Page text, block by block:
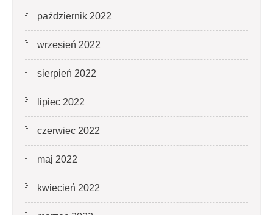
październik 2022
wrzesień 2022
sierpień 2022
lipiec 2022
czerwiec 2022
maj 2022
kwiecień 2022